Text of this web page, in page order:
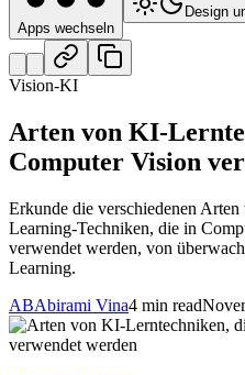
Apps wechseln
Design
Vision-KI
Arten von KI-
Computer Vision
Erkunde die verschiedenen
Learning-Techniken, die in
verwendet werden, von
Learning.
ABAbirami Vina4 min read